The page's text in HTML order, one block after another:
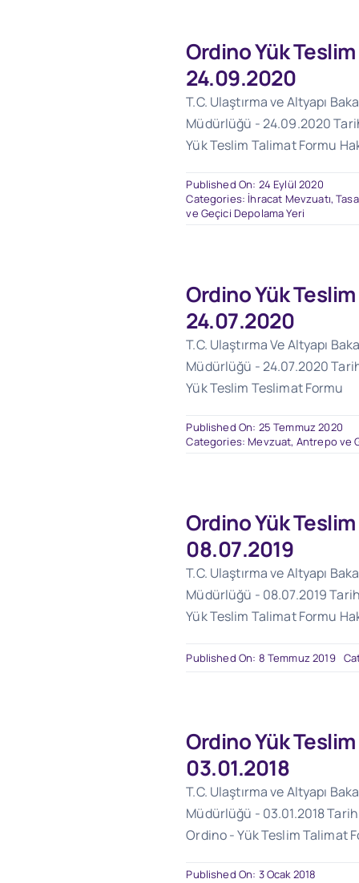
Ordino Yük
24.09.2020
T.C. Ulaştırma ve Altyapı
Müdürlüğü - 24.09.2020
Yük Teslim Talimat Formu
Published On: 24 Eylül 2020
Categories: İhracat Mevzuatı,
ve Geçici Depolama Yeri
Ordino Yük
24.07.2020
T.C. Ulaştırma Ve Altyapı
Müdürlüğü - 24.07.2020
Yük Teslim Teslimat Formu
Published On: 25 Temmuz 2020
Categories: Mevzuat, Antrepo ve
Ordino Yük
08.07.2019
T.C. Ulaştırma ve Altyapı
Müdürlüğü - 08.07.2019
Yük Teslim Talimat Formu
Published On: 8 Temmuz 2019
Ordino Yük
03.01.2018
T.C. Ulaştırma ve Altyapı
Müdürlüğü - 03.01.2018
Ordino - Yük Teslim Talimat
Published On: 3 Ocak 2018